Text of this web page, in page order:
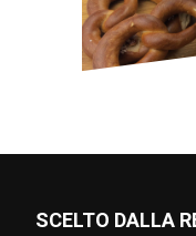
SCELTO DALLA